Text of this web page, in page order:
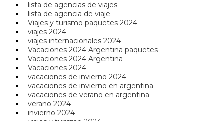
lista de agencias de viajes
lista de agencia de viaje
Viajes y turismo paquetes 2024
viajes 2024
viajes internacionales 2024
Vacaciones 2024 Argentina paquetes
Vacaciones 2024 Argentina
Vacaciones 2024
vacaciones de invierno 2024
vacaciones de invierno en argentina
vacaciones de verano en argentina
verano 2024
invierno 2024